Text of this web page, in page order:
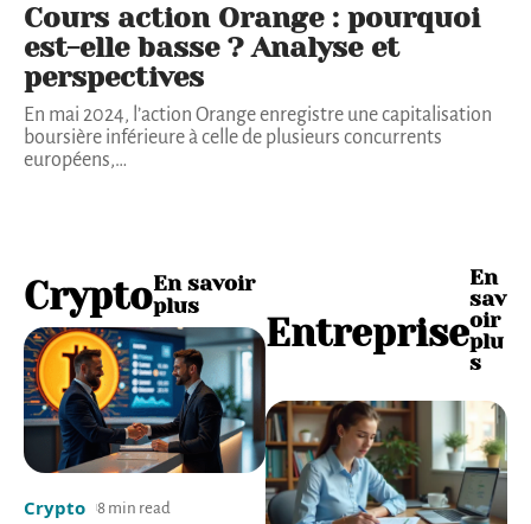
Cours action Orange : pourquoi
est-elle basse ? Analyse et
perspectives
En mai 2024, l’action Orange enregistre une capitalisation
boursière inférieure à celle de plusieurs concurrents
européens,…
CryptoEn savoir
plus
Crypto 8 min read
Entreprise
En
sav
oir
plu
s